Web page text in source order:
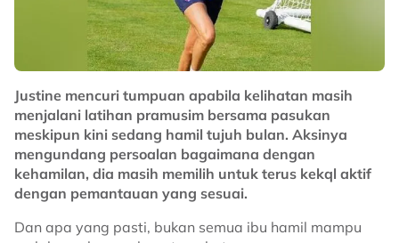
No node context available.
Related Topics
#Harimau Malaya #bola sepak
Justine mencuri tumpuan apabila kelihatan masih
menjalani latihan pramusim bersama pasukan
meskipun kini sedang hamil tujuh bulan. Aksinya
mengundang persoalan bagaimana dengan
kehamilan, dia masih memilih untuk terus kekql aktif
dengan pemantauan yang sesuai.
Dan apa yang pasti, bukan semua ibu hamil mampu